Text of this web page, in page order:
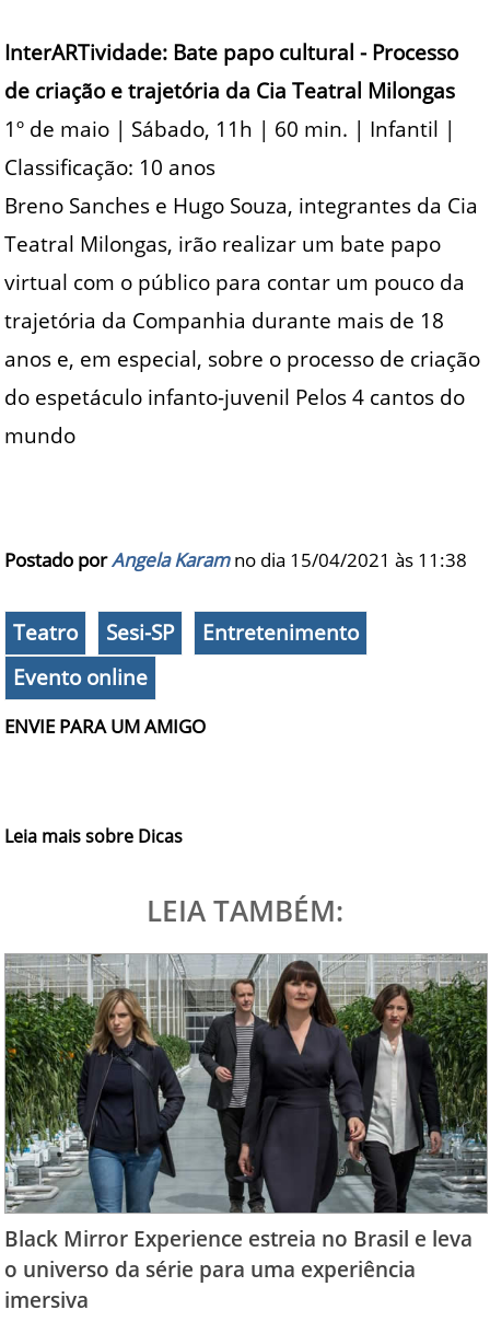
InterARTividade: Bate papo cultural - Processo
de criação e trajetória da Cia Teatral Milongas
1º de maio | Sábado, 11h | 60 min. | Infantil |
Classificação: 10 anos
Breno Sanches e Hugo Souza, integrantes da Cia
Teatral Milongas, irão realizar um bate papo
virtual com o público para contar um pouco da
trajetória da Companhia durante mais de 18
anos e, em especial, sobre o processo de criação
do espetáculo infanto-juvenil Pelos 4 cantos do
mundo
Postado porAngela Karamno dia 15/04/2021 às 11:38
Teatro Sesi-SP
Entretenimento
Evento online
ENVIE PARA UM AMIGO
Leia mais sobre Dicas
LEIA TAMBÉM:
Black Mirror Experience estreia no Brasil e leva
o universo da série para uma experiência
imersiva